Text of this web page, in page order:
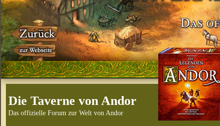
Die Taverne von Andor
Das offizielle Forum zur Welt von Andor